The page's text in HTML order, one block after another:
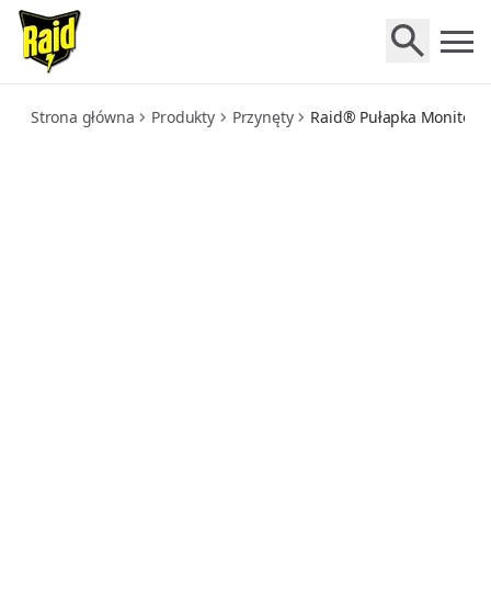
pulapka-monitorujaca-obecnosc-moli-spozywczych
Strona główna Produkty Przynęty Raid® Pułapka